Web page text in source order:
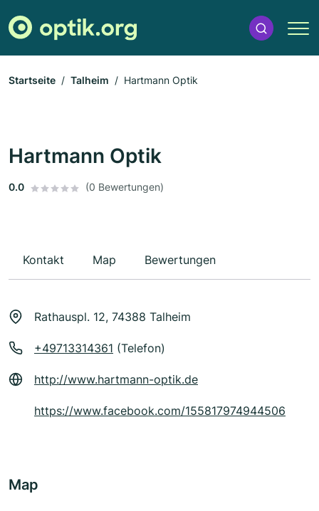
Startseite Talheim Hartmann Optik
Hartmann Optik
0.0 (0 Bewertungen)
Kontakt Map Bewertungen
Rathauspl. 12, 74388 Talheim
+49713314361 (Telefon)
http://www.hartmann-optik.de
https://www.facebook.com/155817974944506
Map